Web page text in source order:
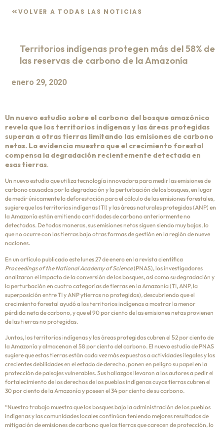
VOLVER A TODAS LAS NOTICIAS
Territorios indígenas protegen más del 58% de
las reservas de carbono de la Amazonía
enero 29, 2020
Un nuevo estudio sobre el carbono del bosque amazónico
revela que los territorios indígenas y las áreas protegidas
superan a otras tierras limitando las emisiones de carbono
netas. La evidencia muestra que el crecimiento forestal
compensa la degradación recientemente detectada en
esas tierras.
Un nuevo estudio que utiliza tecnología innovadora para medir las emisiones de
carbono causadas por la degradación y la perturbación de los bosques, en lugar
de medir únicamente la deforestación para el cálculo de las emisiones forestales,
sugiere que los territorios indígenas (TI) y las áreas naturales protegidas (ANP) en
la Amazonía están emitiendo cantidades de carbono anteriormente no
detectadas. De todas maneras, sus emisiones netas siguen siendo muy bajas, lo
que no ocurre con las tierras bajo otras formas de gestión en la región de nueve
naciones.
En un artículo publicado este lunes 27 de enero en la revista científica
Proceedings of the National Academy of Science(PNAS), los investigadores
analizaron el impacto de la conversión de los bosques, así como su degradación y
la perturbación en cuatro categorías de tierras en la Amazonía (TI, ANP, la
superposición entre TI y ANP ytierras no protegidas), descubriendo que el
crecimiento forestal ayudó a los territorios indígenas a mostrar la menor
pérdida neta de carbono, y que el 90 por ciento de las emisiones netas provienen
de las tierras no protegidas.
Juntos, los territorios indígenas y las áreas protegidas cubren el 52 por ciento de
la Amazonía y almacenan el 58 por ciento del carbono. El nuevo estudio de PNAS
sugiere que estas tierras están cada vez más expuestas a actividades ilegales y las
crecientes debilidades en el estado de derecho, ponen en peligro su papel en la
protección de paisajes vulnerables. Sus hallazgos llevaron a los autores a pedir el
fortalecimiento de los derechos de los pueblos indígenas cuyas tierras cubren el
30 por ciento de la Amazonía y poseen el 34 por ciento de su carbono.
“Nuestro trabajo muestra que los bosques bajo la administración de los pueblos
indígenas y las comunidades locales continúan teniendo mejores resultados de
mitigación de emisiones de carbono que las tierras que carecen de protección, lo